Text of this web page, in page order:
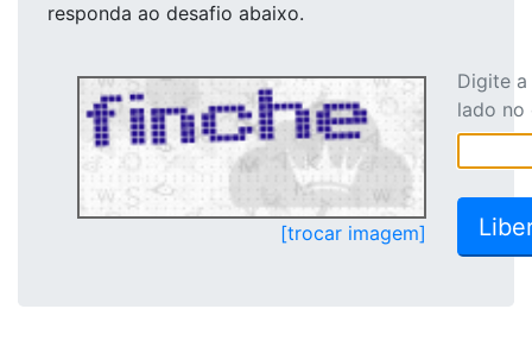
responda ao desafio abaixo.
[trocar imagem]
Digite
lado no